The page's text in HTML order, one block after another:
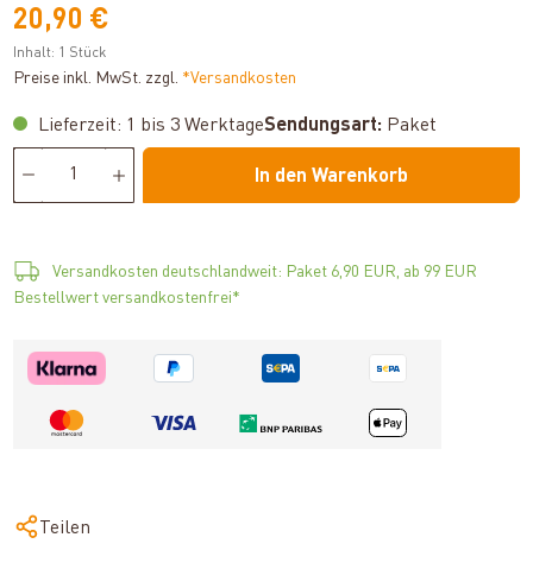
20,90 €
Inhalt: 1 Stück
Preise inkl. MwSt. zzgl. *Versandkosten
Lieferzeit: 1 bis 3 WerktageSendungsart: Paket
In den Warenkorb
Versandkosten deutschlandweit: Paket 6,90 EUR, ab 99 EUR
Bestellwert versandkostenfrei*
Teilen